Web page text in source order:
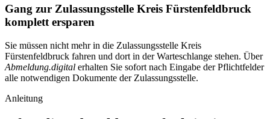
Gang zur Zulassungsstelle Kreis Fürstenfeldbruck
komplett ersparen
Sie müssen nicht mehr in die Zulassungsstelle Kreis
Fürstenfeldbruck fahren und dort in der Warteschlange stehen. Über
Abmeldung.digital erhalten Sie sofort nach Eingabe der Pflichtfelder
alle notwendigen Dokumente der Zulassungsstelle.
Anleitung